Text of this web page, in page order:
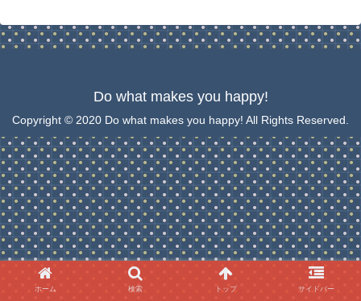
Do what makes you happy!
Copyright © 2020 Do what makes you happy! All Rights Reserved.
ホーム 検索 トップ サイドバー